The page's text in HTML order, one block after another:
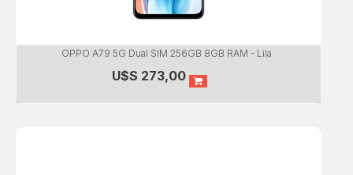
OPPO A79 5G Dual SIM 256GB 8GB RAM - Lila
U$S 273,00